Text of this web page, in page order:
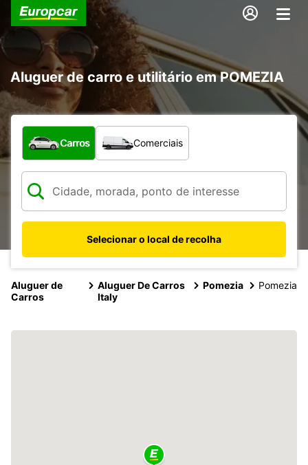
Aluguer de carro e utilitário em POMEZIA
Que tipo de veículo pretende?
Carros Comerciais
Selecionar o local de recolha
Aluguer de
Carros
Aluguer De Carros
Italy
Pomezia Pomezia